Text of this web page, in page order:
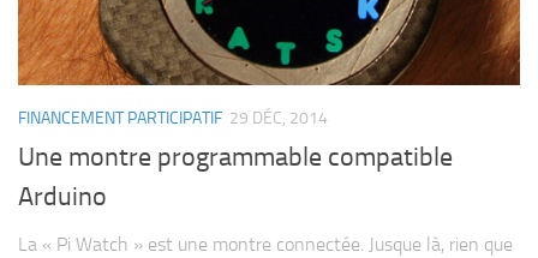
Docs&Référence
FINANCEMENT PARTICIPATIF 29 DÉC, 2014
Une montre programmable compatible
Arduino
La « Pi Watch » est une montre connectée. Jusque là, rien que